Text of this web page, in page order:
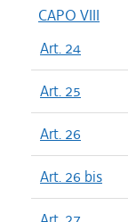
CAPO VIII
Art. 24
Art. 25
Art. 26
Art. 26 bis